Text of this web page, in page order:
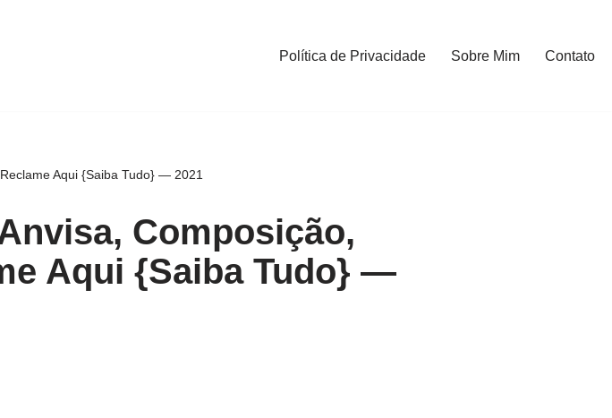
Política de Privacidade Sobre Mim Contato
Aqui {Saiba Tudo} — 2021
Composição,
Aqui {Saiba Tudo} —